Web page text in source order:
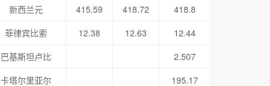
新西兰元
415.59 418.72
418.8
菲律宾比索
12.38 12.63
12.44
巴基斯坦卢比
2.507
卡塔尔里亚尔
195.17